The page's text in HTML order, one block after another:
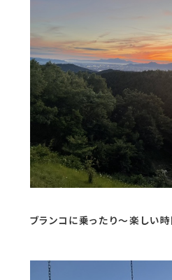
ブランコに乗ったり～楽しい時